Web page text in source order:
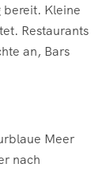
bereit. Kleine
Restaurants
an, Bars
Meer
nach